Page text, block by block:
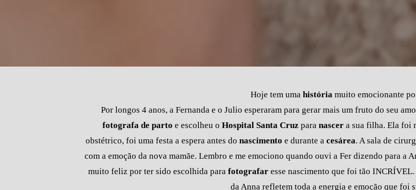
Hoje tem uma históriamuito emocionante
Por longos 4 anos, a Fernanda e o Julio esperaram para gerar mais um fruto do seu
fotografa de parto e escolheu o Hospital Santa Cruzpara nascera sua filha. Ela foi
obstétrico, foi uma festa a espera antes do nascimento e durante a cesárea. A sala de
com a emoção da nova mamãe. Lembro e me emociono quando ouvi a Fer dizendo para a
muito feliz por ter sido escolhida para fotografar esse nascimento que foi tão
da Anna refletem toda a energia e emoção que foi